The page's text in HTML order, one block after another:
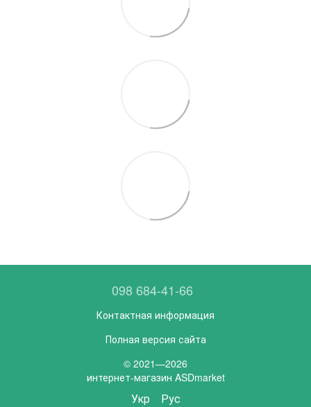
098 684-41-66
Контактная информация
Полная версия сайта
© 2021—2026
интернет-магазин ASDmarket
Укр Рус